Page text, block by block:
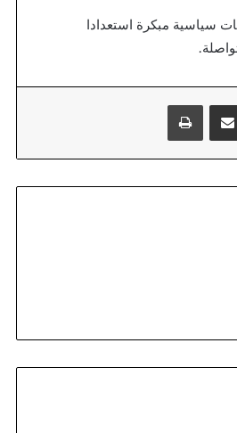
سياسية مبكرة استعدادا
مشاركة عبر البريد طباعة